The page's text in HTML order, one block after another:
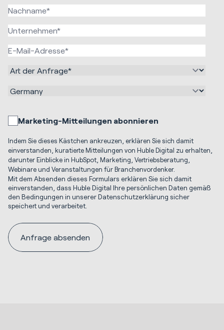
Marketing-Mitteilungen abonnieren
Indem Sie dieses Kästchen ankreuzen, erklären Sie sich damit
einverstanden, kuratierte Mitteilungen von Huble Digital zu erhalten,
darunter Einblicke in HubSpot, Marketing, Vertriebsberatung,
Webinare und Veranstaltungen für Branchenvordenker.
Mit dem Absenden dieses Formulars erklären Sie sich damit
einverstanden, dass Huble Digital Ihre persönlichen Daten gemäß
den Bedingungen in unserer Datenschutzerklärung sicher
speichert und verarbeitet.